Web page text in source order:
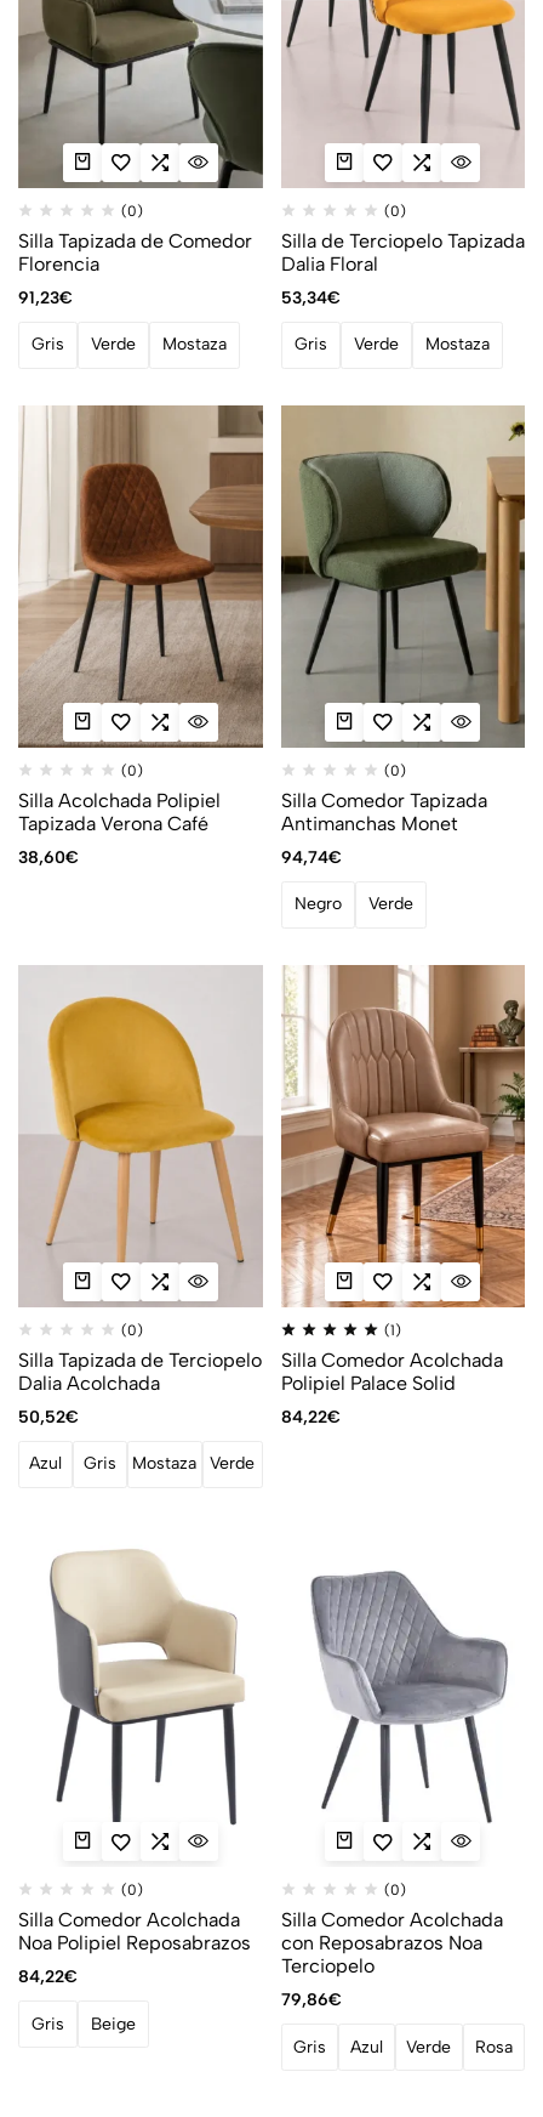
(0)
Silla Tapizada de Comedor
Florencia
91,23€
Gris Verde Mostaza
(0)
Silla de Terciopelo Tapizada
Dalia Floral
53,34€
Gris Verde Mostaza
(0)
Silla Acolchada Polipiel
Tapizada Verona Café
38,60€
(0)
Silla Comedor Tapizada
Antimanchas Monet
94,74€
Negro Verde
(0)
Silla Tapizada de Terciopelo
Dalia Acolchada
50,52€
Azul Gris Mostaza Verde
(1)
Silla Comedor Acolchada
Polipiel Palace Solid
84,22€
(0)
Silla Comedor Acolchada
Noa Polipiel Reposabrazos
84,22€
Gris Beige
(0)
Silla Comedor Acolchada
con Reposabrazos Noa
Terciopelo
79,86€
Gris Azul Verde Rosa